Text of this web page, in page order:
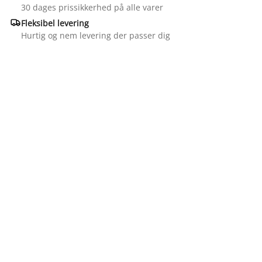
30 dages prissikkerhed på alle varer
Fleksibel levering
Hurtig og nem levering der passer dig